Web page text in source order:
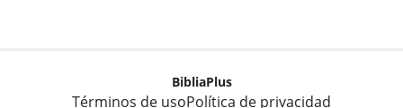
BibliaPlus
Términos de usoPolítica de privacidad